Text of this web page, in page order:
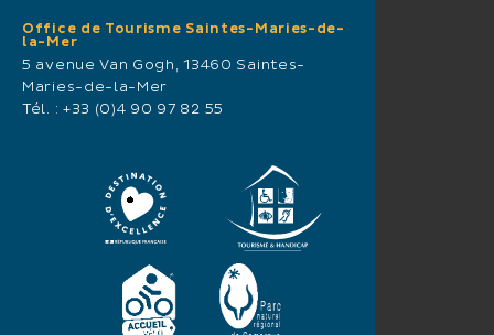
Office de Tourisme Saintes-Maries-de-
la-Mer
5 avenue Van Gogh, 13460 Saintes-
Maries-de-la-Mer
Tél. : +33 (0)4 90 97 82 55